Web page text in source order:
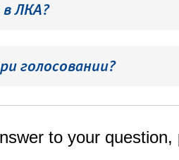
ЛКА?
голосовании?
to your question,